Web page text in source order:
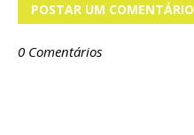
POSTAR UM COMENTÁRIO
0 Comentários